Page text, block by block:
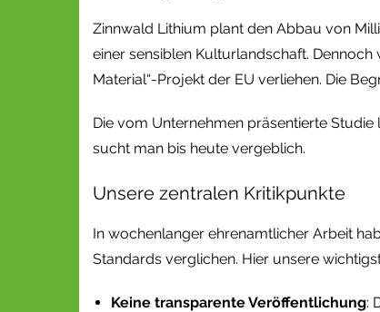
Zinnwald Lithium plant den Abbau von
einer sensiblen Kulturlandschaft.
Material“-Projekt der EU verliehen. Die
Die vom Unternehmen präsentierte
sucht man bis heute vergeblich.
Unsere zentralen Kritikpunkte
In wochenlanger ehrenamtlicher Arbeit
Standards verglichen. Hier unsere
Keine transparente Veröffentlichung: